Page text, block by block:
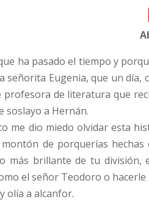
ha pasado el tiempo y
señorita Eugenia, que un
de literatura que
soslayo a Hernán.
me dio miedo olvidar esta
de porquerías
más brillante de tu
el señor Teodoro o
olía a alcanfor.